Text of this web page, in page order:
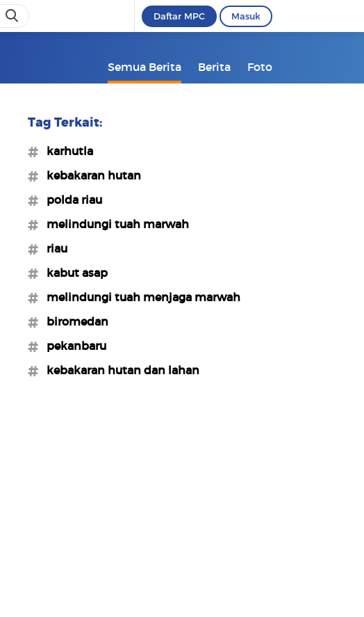
Daftar MPC Masuk
Semua Berita Berita Foto
Tag Terkait:
#karhutla
#kebakaran hutan
#polda riau
#melindungi tuah marwah
#riau
#kabut asap
#melindungi tuah menjaga marwah
#biromedan
#pekanbaru
#kebakaran hutan dan lahan